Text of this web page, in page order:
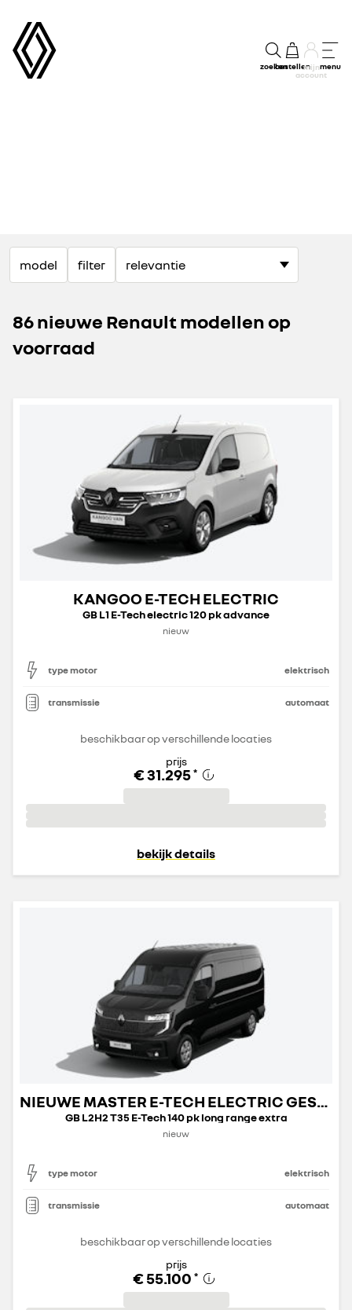
zoekenbestellenmijn
account
menu
model filter
86 nieuwe Renault modellen op
voorraad
KANGOO E-TECH ELECTRIC
GB L1 E-Tech electric 120 pk advance
nieuw
type motor elektrisch
transmissie automaat
beschikbaar op verschillende locaties
prijs
€ 31.295 *
bekijk details
NIEUWE MASTER E-TECH ELECTRIC GESLOTEN TRANSPORT
GB L2H2 T35 E-Tech 140 pk long range extra
nieuw
type motor elektrisch
transmissie automaat
beschikbaar op verschillende locaties
prijs
€ 55.100 *